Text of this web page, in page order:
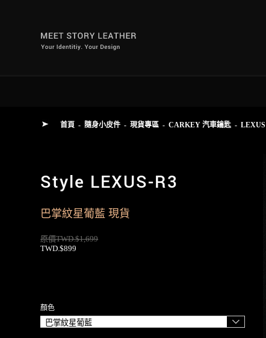
首頁 - 隨身小皮件 - 現貨專區 - CARKEY 汽車鑰匙 - LEXUS
Style LEXUS-R3
巴掌紋星葡藍 現貨
原價TWD.$1,699
TWD.$899
顏色